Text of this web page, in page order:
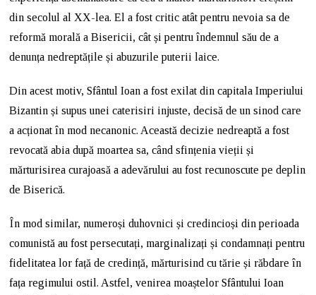
din secolul al XX-lea. El a fost critic atât pentru nevoia sa de
reformă morală a Bisericii, cât și pentru îndemnul său de a
denunța nedreptățile și abuzurile puterii laice.
Din acest motiv, Sfântul Ioan a fost exilat din capitala Imperiului
Bizantin și supus unei caterisiri injuste, decisă de un sinod care
a acționat în mod necanonic. Această decizie nedreaptă a fost
revocată abia după moartea sa, când sfințenia vieții și
mărturisirea curajoasă a adevărului au fost recunoscute pe deplin
de Biserică.
În mod similar, numeroși duhovnici și credincioși din perioada
comunistă au fost persecutați, marginalizați și condamnați pentru
fidelitatea lor față de credință, mărturisind cu tărie și răbdare în
fața regimului ostil. Astfel, venirea moaștelor Sfântului Ioan